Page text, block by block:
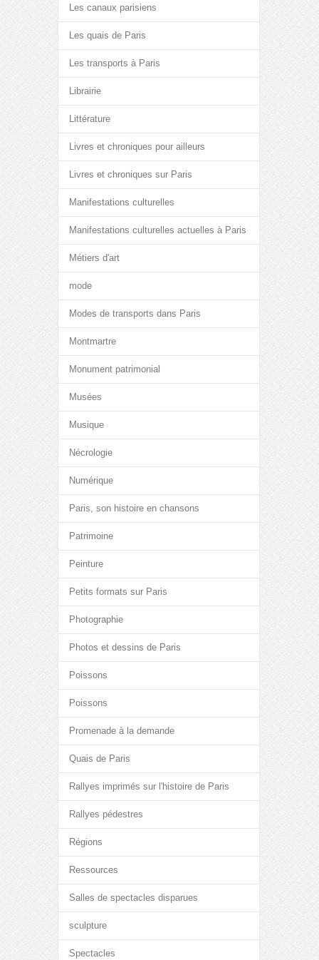
Les canaux parisiens
Les quais de Paris
Les transports à Paris
Librairie
Littérature
Livres et chroniques pour ailleurs
Livres et chroniques sur Paris
Manifestations culturelles
Manifestations culturelles actuelles à Paris
Métiers d'art
mode
Modes de transports dans Paris
Montmartre
Monument patrimonial
Musées
Musique
Nécrologie
Numérique
Paris, son histoire en chansons
Patrimoine
Peinture
Petits formats sur Paris
Photographie
Photos et dessins de Paris
Poissons
Poissons
Promenade à la demande
Quais de Paris
Rallyes imprimés sur l'histoire de Paris
Rallyes pédestres
Régions
Ressources
Salles de spectacles disparues
sculpture
Spectacles